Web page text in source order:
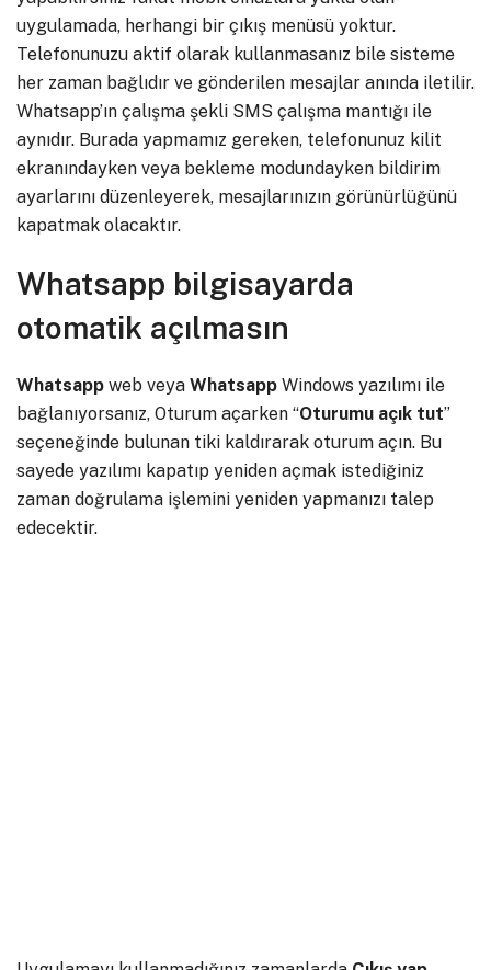
uygulamada, herhangi bir çıkış menüsü yoktur.
Telefonunuzu aktif olarak kullanmasanız bile sisteme
her zaman bağlıdır ve gönderilen mesajlar anında iletilir.
Whatsapp’ın çalışma şekli SMS çalışma mantığı ile
aynıdır. Burada yapmamız gereken, telefonunuz kilit
ekranındayken veya bekleme modundayken bildirim
ayarlarını düzenleyerek, mesajlarınızın görünürlüğünü
kapatmak olacaktır.
Whatsapp bilgisayarda
otomatik açılmasın
Whatsapp web veya Whatsapp Windows yazılımı ile
bağlanıyorsanız, Oturum açarken “Oturumu açık tut”
seçeneğinde bulunan tiki kaldırarak oturum açın. Bu
sayede yazılımı kapatıp yeniden açmak istediğiniz
zaman doğrulama işlemini yeniden yapmanızı talep
edecektir.